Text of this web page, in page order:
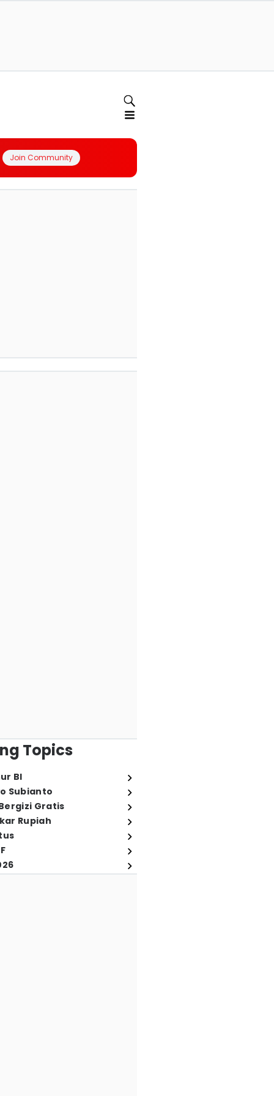
Join Community
Topics
BI
Subianto
Gratis
Rupiah